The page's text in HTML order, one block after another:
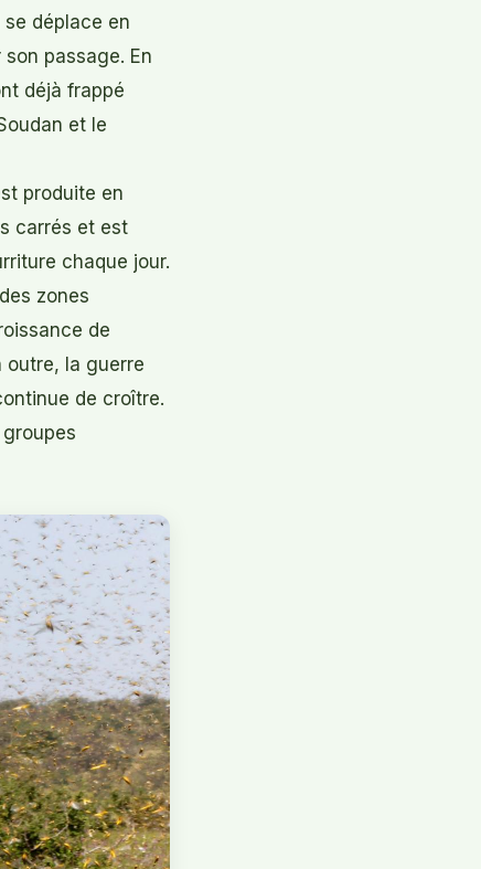
déplace en
passage. En
déjà frappé
et le
produite en
carrés et est
chaque jour.
zones
de
outre, la guerre
de croître.